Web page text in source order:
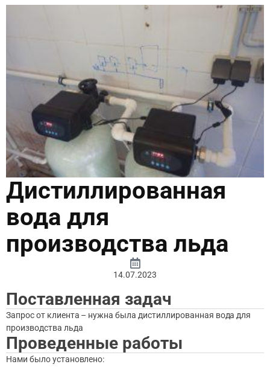
Дистиллированная
вода для
производства льда
14.07.2023
Поставленная задач
Запрос от клиента – нужна была дистиллированная вода для
производства льда
Проведенные работы
Нами было установлено: